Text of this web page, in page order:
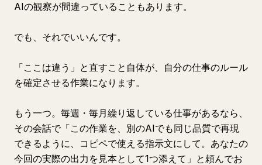
AIの観察が間違っていることもあります。
でも、それでいいんです。
「ここは違う」と直すこと自体が、自分の仕事のルール
を確定させる作業になります。
もう一つ。毎週・毎月繰り返している仕事があるなら、
その会話で「この作業を、別のAIでも同じ品質で再現
できるように、コピペで使える指示文にして。あなたの
今回の実際の出力を見本として1つ添えて」と頼んでお